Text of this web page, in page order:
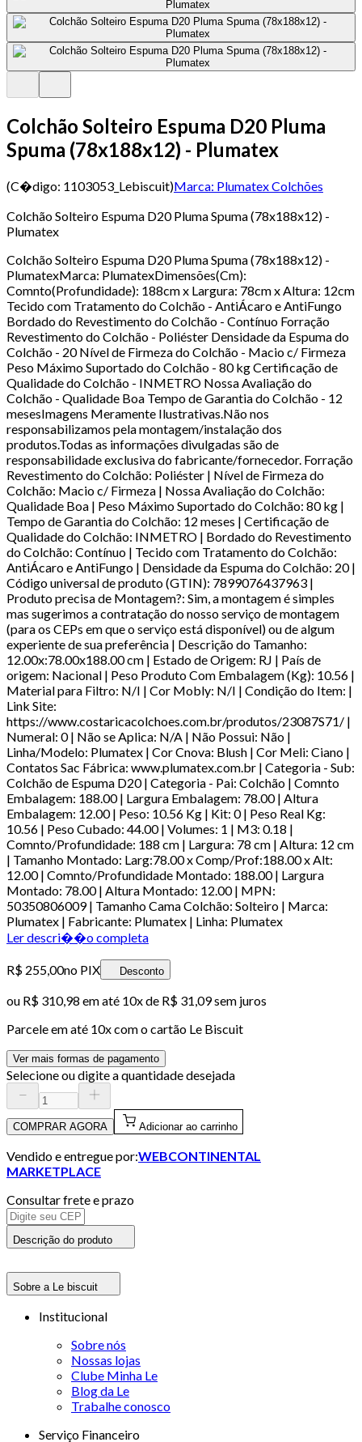
Colchão Solteiro Espuma D20 Pluma
Spuma (78x188x12) - Plumatex
(C�digo: 1103053_Lebiscuit)Marca: Plumatex Colchões
Colchão Solteiro Espuma D20 Pluma Spuma (78x188x12) -
Plumatex
Colchão Solteiro Espuma D20 Pluma Spuma (78x188x12) -
PlumatexMarca: PlumatexDimensões(Cm):
Comnto(Profundidade): 188cm x Largura: 78cm x Altura: 12cm
Tecido com Tratamento do Colchão - AntiÁcaro e AntiFungo
Bordado do Revestimento do Colchão - Contínuo Forração
Revestimento do Colchão - Poliéster Densidade da Espuma do
Colchão - 20 Nível de Firmeza do Colchão - Macio c/ Firmeza
Peso Máximo Suportado do Colchão - 80 kg Certificação de
Qualidade do Colchão - INMETRO Nossa Avaliação do
Colchão - Qualidade Boa Tempo de Garantia do Colchão - 12
mesesImagens Meramente Ilustrativas.Não nos
responsabilizamos pela montagem/instalação dos
produtos.Todas as informações divulgadas são de
responsabilidade exclusiva do fabricante/fornecedor. Forração
Revestimento do Colchão: Poliéster | Nível de Firmeza do
Colchão: Macio c/ Firmeza | Nossa Avaliação do Colchão:
Qualidade Boa | Peso Máximo Suportado do Colchão: 80 kg |
Tempo de Garantia do Colchão: 12 meses | Certificação de
Qualidade do Colchão: INMETRO | Bordado do Revestimento
do Colchão: Contínuo | Tecido com Tratamento do Colchão:
AntiÁcaro e AntiFungo | Densidade da Espuma do Colchão: 20 |
Código universal de produto (GTIN): 7899076437963 |
Produto precisa de Montagem?: Sim, a montagem é simples
mas sugerimos a contratação do nosso serviço de montagem
(para os CEPs em que o serviço está disponível) ou de algum
experiente de sua preferência | Descrição do Tamanho:
12.00x:78.00x188.00 cm | Estado de Origem: RJ | País de
origem: Nacional | Peso Produto Com Embalagem (Kg): 10.56 |
Material para Filtro: N/I | Cor Mobly: N/I | Condição do Item: |
Link Site:
https://www.costaricacolchoes.com.br/produtos/23087S71/ |
Numeral: 0 | Não se Aplica: N/A | Não Possui: Não |
Linha/Modelo: Plumatex | Cor Cnova: Blush | Cor Meli: Ciano |
Contatos Sac Fábrica: www.plumatex.com.br | Categoria - Sub:
Colchão de Espuma D20 | Categoria - Pai: Colchão | Comnto
Embalagem: 188.00 | Largura Embalagem: 78.00 | Altura
Embalagem: 12.00 | Peso: 10.56 Kg | Kit: 0 | Peso Real Kg:
10.56 | Peso Cubado: 44.00 | Volumes: 1 | M3: 0.18 |
Comnto/Profundidade: 188 cm | Largura: 78 cm | Altura: 12 cm
| Tamanho Montado: Larg:78.00 x Comp/Prof:188.00 x Alt:
12.00 | Comnto/Profundidade Montado: 188.00 | Largura
Montado: 78.00 | Altura Montado: 12.00 | MPN:
50350806009 | Tamanho Cama Colchão: Solteiro | Marca:
Plumatex | Fabricante: Plumatex | Linha: Plumatex
Ler descri��o completa
R$ 255,00no PIX Desconto
ou R$ 310,98 em até 10x de R$ 31,09 sem juros
Parcele em até 10x com o cartão Le Biscuit
Ver mais formas de pagamento
Selecione ou digite a quantidade desejada
COMPRAR AGORA Adicionar ao carrinho
Vendido e entregue por:WEBCONTINENTAL
MARKETPLACE
Consultar frete e prazo
Descrição do produto
Sobre a Le biscuit
Institucional
Sobre nós
Nossas lojas
Clube Minha Le
Blog da Le
Trabalhe conosco
Serviço Financeiro